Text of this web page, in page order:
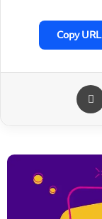
Copy URL